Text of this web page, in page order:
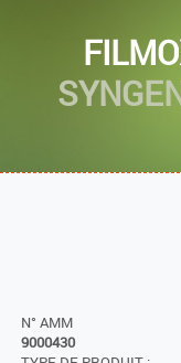
N° AMM
9000430